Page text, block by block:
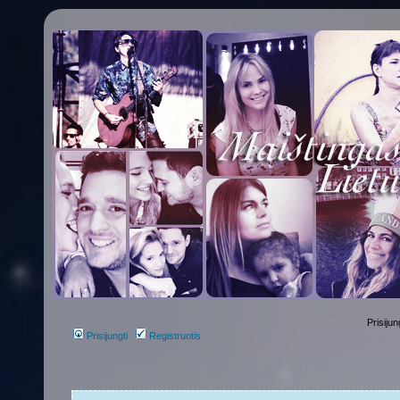
Prisijungti Registruotis